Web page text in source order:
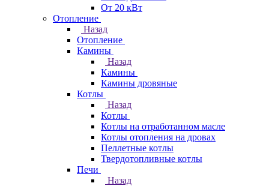
От 20 кВт
Отопление
Назад
Отопление
Камины
Назад
Камины
Камины дровяные
Котлы
Назад
Котлы
Котлы на отработанном масле
Котлы отопления на дровах
Пеллетные котлы
Твердотопливные котлы
Печи
Назад